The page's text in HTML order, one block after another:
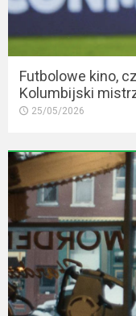
Futbolowe kino,
Kolumbijski
25/05/2026